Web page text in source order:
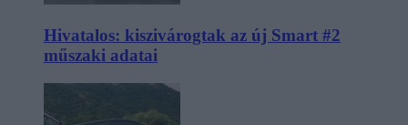
Hivatalos: kiszivárogtak az új Smart #2
műszaki adatai